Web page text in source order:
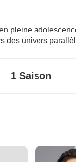
pleine
des univers
1 Saison